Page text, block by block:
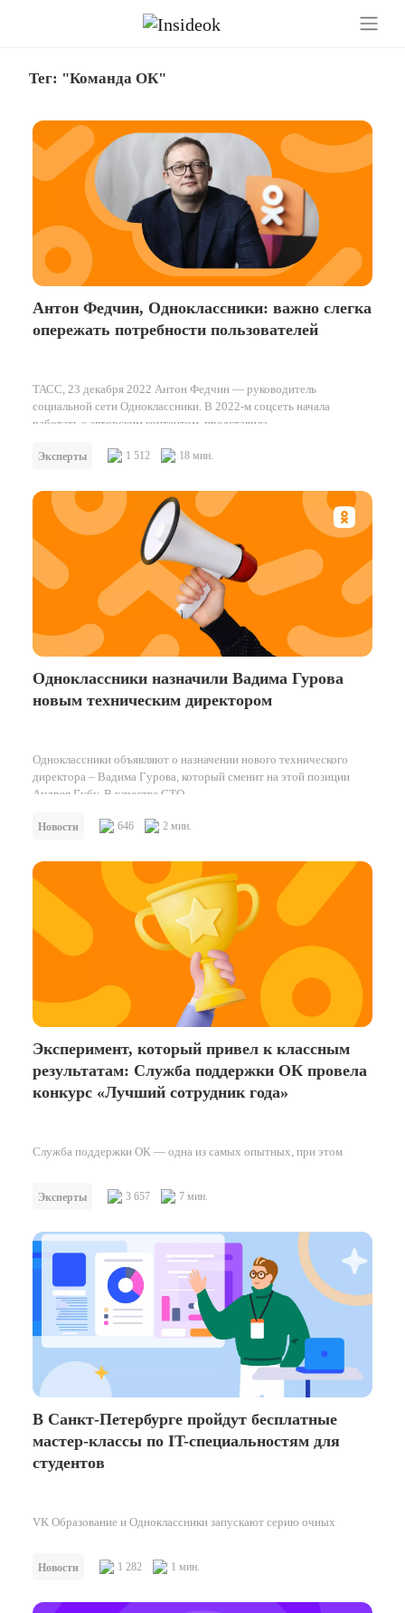
Тег: "Команда ОК"
Антон Федчин, Одноклассники: важно слегка
опережать потребности пользователей
ТАСС, 23 декабря 2022 Антон Федчин — руководитель
социальной сети Одноклассники. В 2022-м соцсеть начала
работать с авторским контентом, представила…
Эксперты 1 512 18 мин.
Одноклассники назначили Вадима Гурова
новым техническим директором
Одноклассники объявляют о назначении нового технического
директора – Вадима Гурова, который сменит на этой позиции
Андрея Губу. В качестве CTO…
Новости 646 2 мин.
Эксперимент, который привел к классным
результатам: Служба поддержки ОК провела
конкурс «Лучший сотрудник года»
Служба поддержки ОК — одна из самых опытных, при этом
Эксперты 3 657 7 мин.
В Санкт-Петербурге пройдут бесплатные
мастер-классы по IT-специальностям для
студентов
VK Образование и Одноклассники запускают серию очных
будет посвящено веб-разработке и состоится 2…
Новости 1 282 1 мин.